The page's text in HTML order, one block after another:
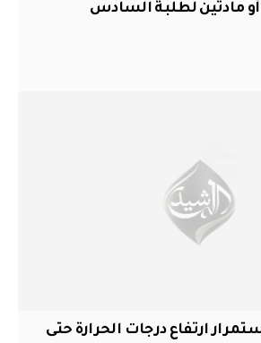
أو مادتين لطلبة السادس
ارتفاع درجات الحرارة حتى